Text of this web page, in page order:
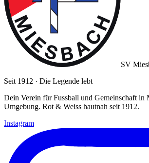
SV
Seit 1912 · Die Legende lebt
Dein Verein für Fussball und Gemeinschaft in
Umgebung. Rot & Weiss hautnah seit 1912.
Instagram